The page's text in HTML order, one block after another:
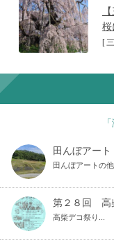
桜
[
田んぼアート
田んぼアートの
第２８回 高
高柴デコ祭り...